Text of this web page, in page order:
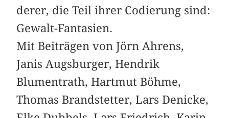
derer, die Teil ihrer Codierung sind:
Gewalt-Fantasien.
Mit Beiträgen von Jörn Ahrens,
Janis Augsburger, Hendrik
Blumentrath, Hartmut Böhme,
Thomas Brandstetter, Lars Denicke,